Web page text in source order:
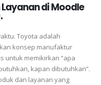
di Moodle
Toyota adalah
konsep manufaktur
untuk memikirkan “apa
kapan dibutuhkan”.
dan layanan yang